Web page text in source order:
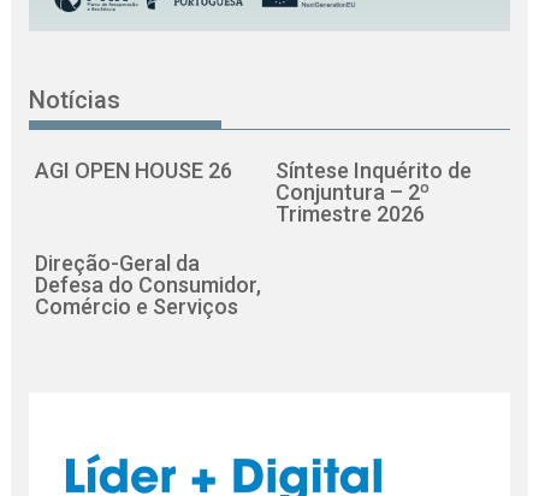
Notícias
AGI OPEN HOUSE 26
Síntese Inquérito de
Conjuntura – 2º
Trimestre 2026
Direção-Geral da
Defesa do Consumidor,
Comércio e Serviços